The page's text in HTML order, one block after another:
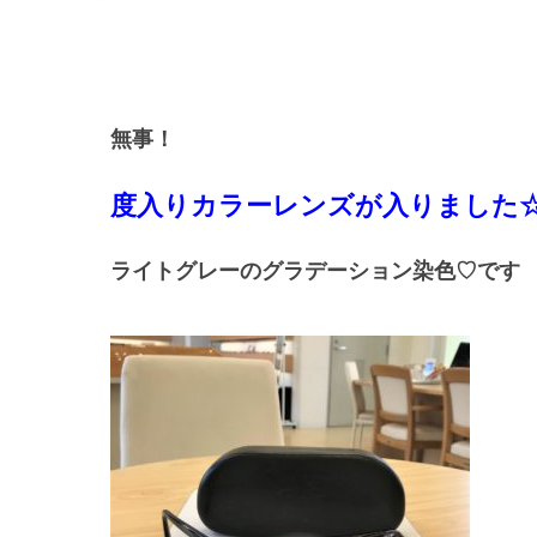
無事！
度入りカラーレンズが入りました
ライトグレーのグラデーション染色♡で